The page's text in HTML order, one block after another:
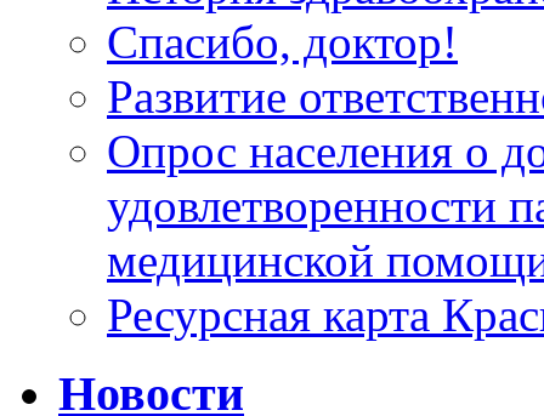
Спасибо, доктор!
Развитие
Опрос населения о
удовлетворенности
медицинской
Ресурсная карта
Новости